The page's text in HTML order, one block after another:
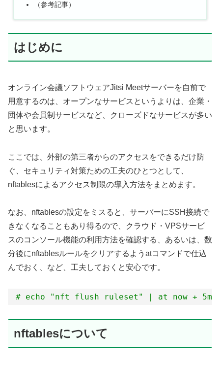
（参考記事）
はじめに
オンライン会議ソフトウェアJitsi Meetサーバーを自前で
用意するのは、オープンなサービスというよりは、企業・
団体や会員制サービスなど、クローズドなサービスが多い
と思います。
ここでは、外部の第三者からのアクセスをできるだけ防
ぐ、セキュリティ対策ための工夫のひとつとして、
nftablesによるアクセス制限の導入方法をまとめます。
なお、nftablesの設定をミスると、サーバーにSSH接続で
きなくなることもあり得るので、クラウド・VPSサービ
スのコンソール機能の利用方法を確認する、あるいは、数
分後にnftablesルールをクリアするようatコマンドで仕込
んでおく、など、工夫しておくと安心です。
# echo "nft flush ruleset" | at now +
nftablesについて